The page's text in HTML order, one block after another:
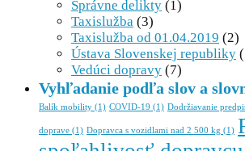
Správne delikty (1)
Taxislužba (3)
Taxislužba od 01.04.2019 (2)
Ústava Slovenskej republiky
Vedúci dopravy (7)
Vyhľadanie podľa slov a
Balík mobility (1) COVID-19 (1) Dodržiavanie
doprave (1) Dopravca s vozidlami nad 2 500 kg (1)